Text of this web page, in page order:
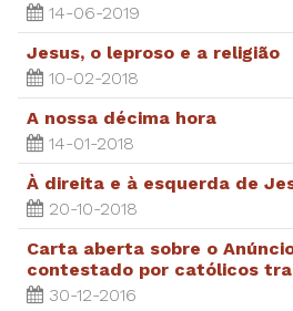
14-06-2019
Jesus, o leproso e a religião
10-02-2018
A nossa décima hora
14-01-2018
À direita e à esquerda de
20-10-2018
Carta aberta sobre o
contestado por católicos
30-12-2016